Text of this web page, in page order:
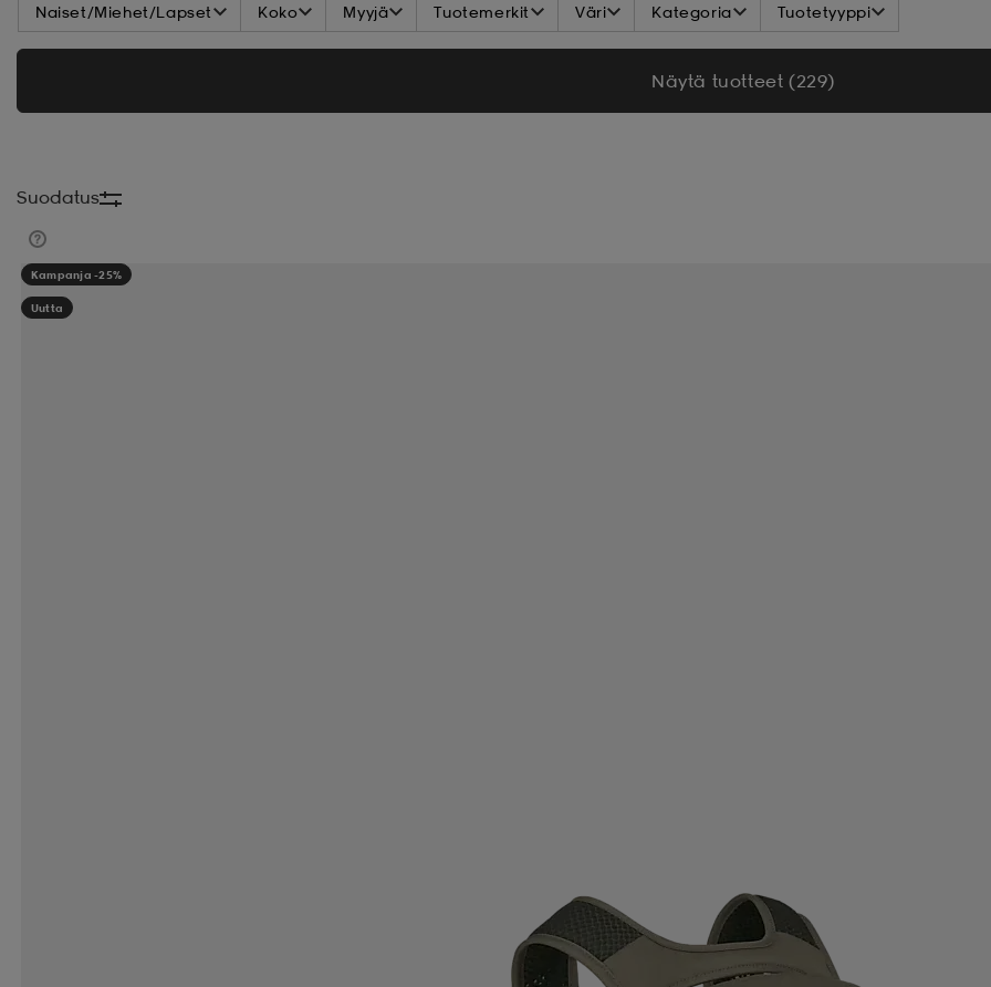
Naiset/Miehet/Lapset Koko Myyjä Tuotemerkit Väri Kategoria Tuotetyyppi
Näytä tuotteet (229)
Suodatus
Kampanja -25%
Uutta